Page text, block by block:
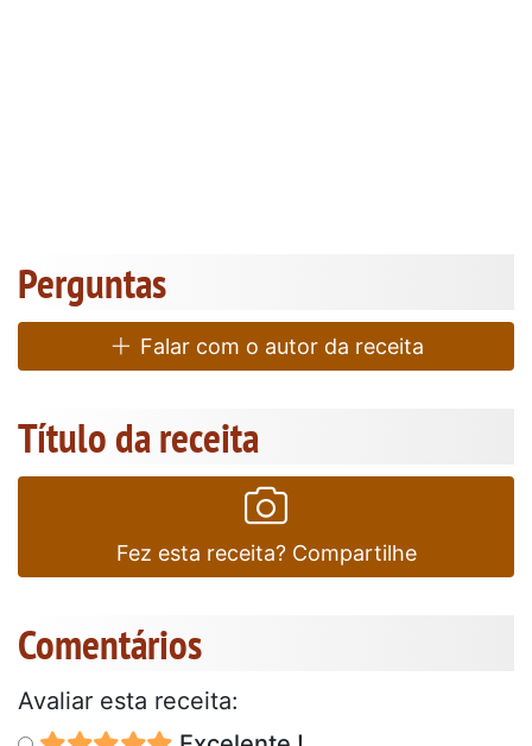
Perguntas
Falar com o autor da receita
Título da receita
Fez esta receita? Compartilhe
Comentários
Avaliar esta receita: